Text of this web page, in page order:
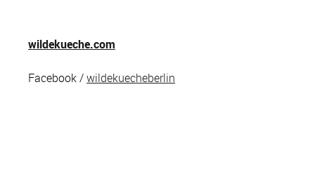
wildekueche.com
Facebook /wildekuecheberlin